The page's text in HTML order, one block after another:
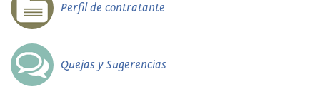
Perfil de contratante
Quejas y Sugerencias